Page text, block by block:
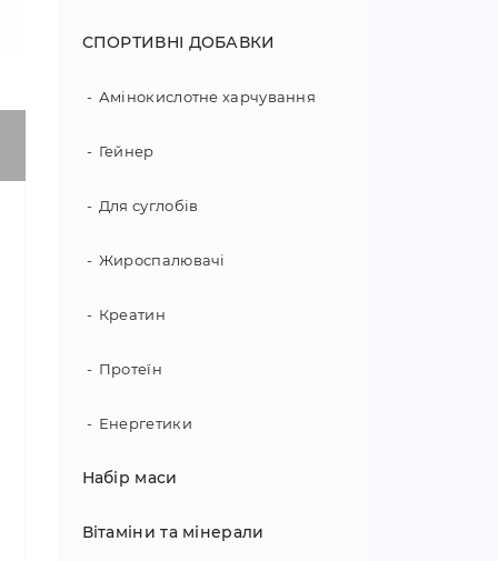
СПОРТИВНІ ДОБАВКИ
Амінокислотне харчування
Гейнер
Для суглобів
Жироспалювачі
Креатин
Протеїн
Енергетики
Набір маси
Вітаміни та мінерали